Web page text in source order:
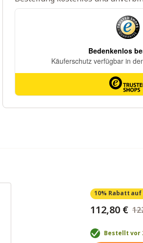
10% Rabatt auf
112,80 €
Bestellt vor